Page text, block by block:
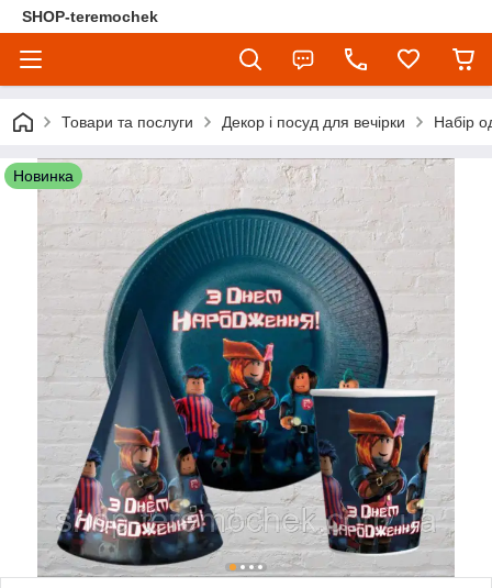
SHOP-teremochek
Товари та послуги Декор і посуд для вечірки Набір
Новинка